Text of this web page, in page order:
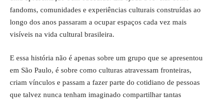
fandoms, comunidades e experiências culturais construídas ao
longo dos anos passaram a ocupar espaços cada vez mais
visíveis na vida cultural brasileira.
E essa história não é apenas sobre um grupo que se apresentou
em São Paulo, é sobre como culturas atravessam fronteiras,
criam vínculos e passam a fazer parte do cotidiano de pessoas
que talvez nunca tenham imaginado compartilhar tantas